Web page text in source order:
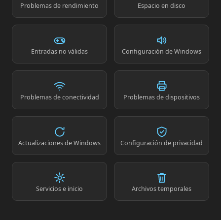
Problemas de rendimiento Espacio en disco
Entradas no válidas Configuración de Windows
Problemas de conectividad Problemas de dispositivos
Actualizaciones de Windows Configuración de privacidad
Servicios e inicio Archivos temporales